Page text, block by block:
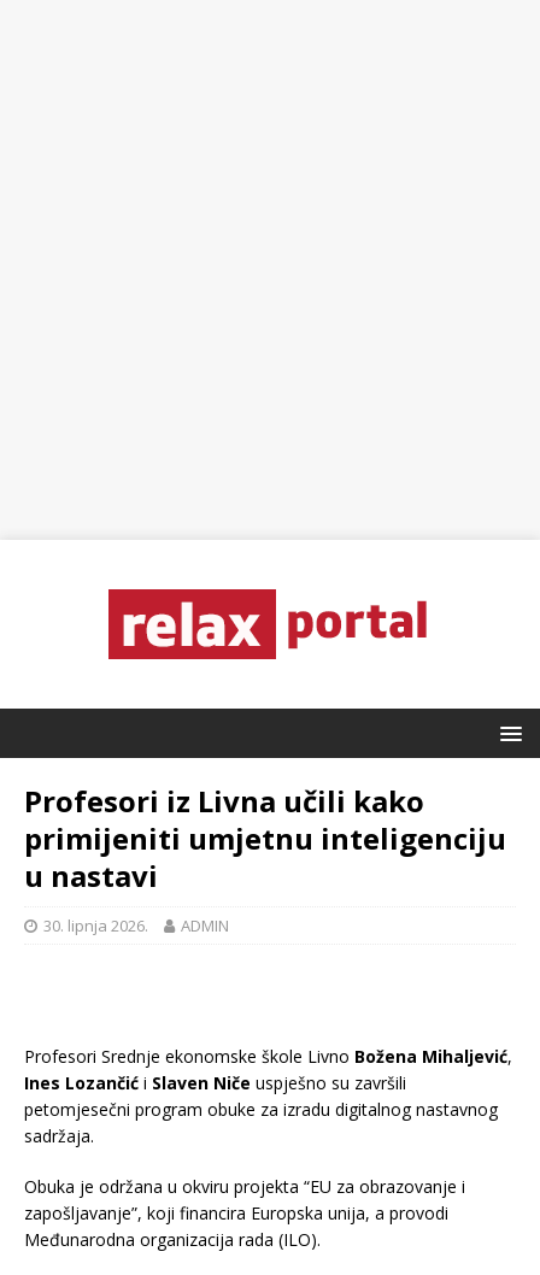
Profesori iz Livna učili kako
primijeniti umjetnu inteligenciju
u nastavi
30. lipnja 2026. ADMIN
Profesori Srednje ekonomske škole Livno Božena Mihaljević,
Ines Lozančić i Slaven Niče uspješno su završili
petomjesečni program obuke za izradu digitalnog nastavnog
sadržaja.
Obuka je održana u okviru projekta “EU za obrazovanje i
zapošljavanje”, koji financira Europska unija, a provodi
Međunarodna organizacija rada (ILO).